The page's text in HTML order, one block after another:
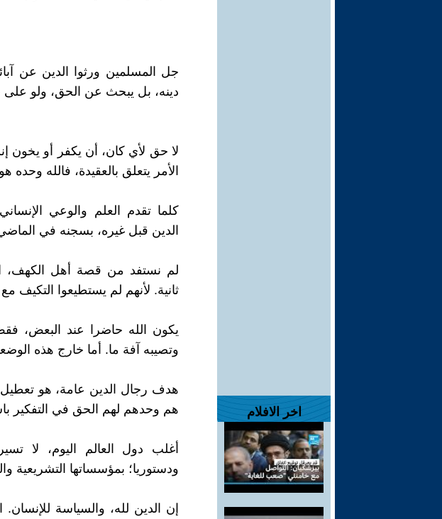
اخر الافلام
جل المسلمين ورثوا الدين عن
دينه، بل يبحث عن الحق، ولو
لا حق لأي كان، أن يكفر أو
الأمر يتعلق بالعقيدة، فالله
كلما تقدم العلم والوعي
الدين قبل غيره، بسجنه في
لم نستفد من قصة أهل الكهف،
ثانية. لأنهم لم يستطيعوا التكيف
يكون الله حاضرا عند البعض،
وتصيبه آفة ما. أما خارج هذه
هدف رجال الدين عامة، هو تعطيل
هم وحدهم لهم الحق في التفكير
أغلب دول العالم اليوم، لا
ودستوريا؛ بمؤسساتها التشريعية
إن الدين لله، والسياسة